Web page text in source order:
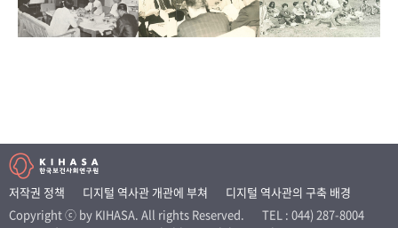
저작권 정책 디지털 역사관 개관에 부쳐
디지털 역사관의 구축 배경
Copyright ⓒ by KIHASA. All rights Reserved.
TEL : 044) 287-8004